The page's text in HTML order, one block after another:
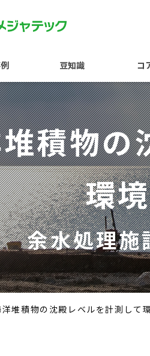
豆知識 コ
積物の
環
余水処理
洋堆積物の沈殿レベルを計測して